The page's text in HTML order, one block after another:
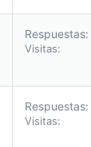
Respuestas
Visitas
Respuestas
Visitas